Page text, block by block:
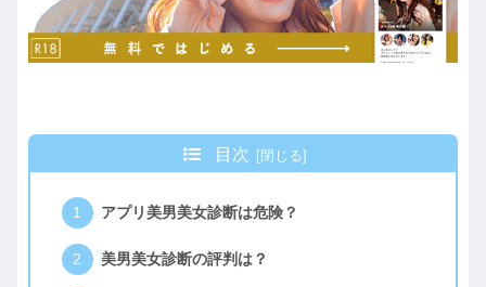
目次
アプリ美男美女診断は危険？
美男美女診断の評判は？